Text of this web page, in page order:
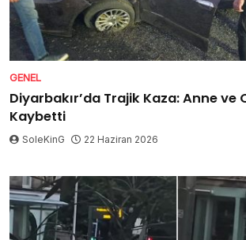
GENEL
Diyarbakır’da Trajik Kaza: Anne ve
Kaybetti
SoleKinG 22 Haziran 2026